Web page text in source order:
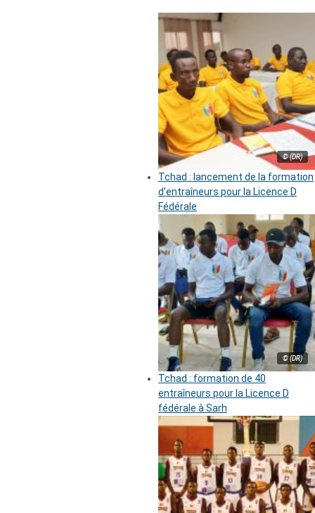
© (DR)
Tchad : lancement de la formation
d’entraîneurs pour la Licence D
Fédérale
© (DR)
Tchad : formation de 40
entraîneurs pour la Licence D
fédérale à Sarh